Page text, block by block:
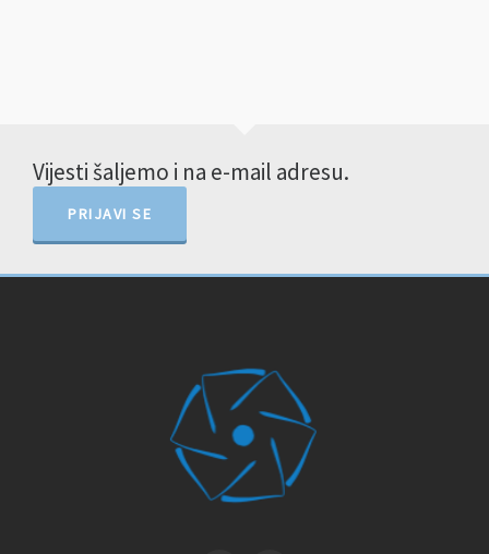
Vijesti šaljemo i na e-mail adresu.
PRIJAVI SE